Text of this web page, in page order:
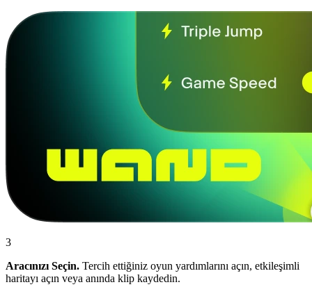
3
Aracınızı Seçin. Tercih ettiğiniz oyun yardımlarını açın, etkileşimli
haritayı açın veya anında klip kaydedin.